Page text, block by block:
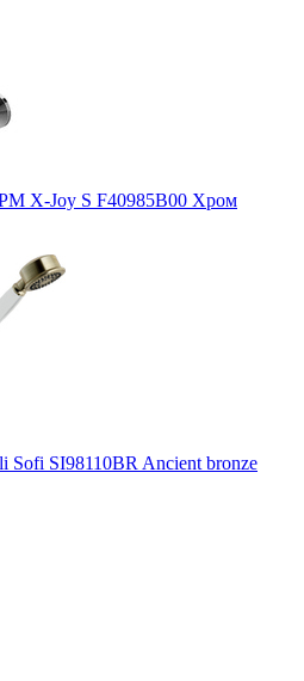
X-Joy S F40985B00 Хром
Sofi SI98110BR Ancient bronze